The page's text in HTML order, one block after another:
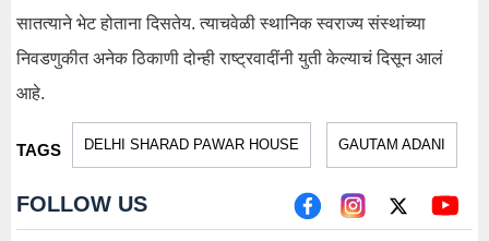
सातत्याने भेट होताना दिसतेय. त्याचवेळी स्थानिक स्वराज्य संस्थांच्या
निवडणुकीत अनेक ठिकाणी दोन्ही राष्ट्रवादींनी युती केल्याचं दिसून आलं
आहे.
TAGS DELHI SHARAD PAWAR HOUSE GAUTAM ADANI
FOLLOW US